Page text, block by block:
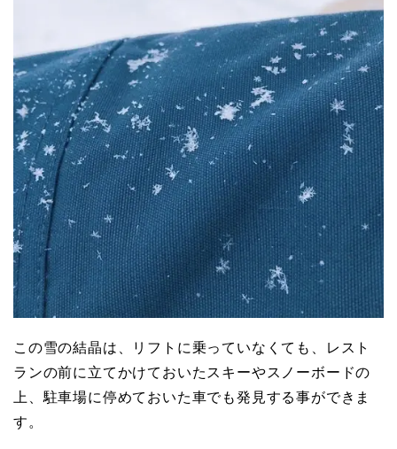
この雪の結晶は、リフトに乗っていなくても、レスト
ランの前に立てかけておいたスキーやスノーボードの
上、駐車場に停めておいた車でも発見する事ができま
す。